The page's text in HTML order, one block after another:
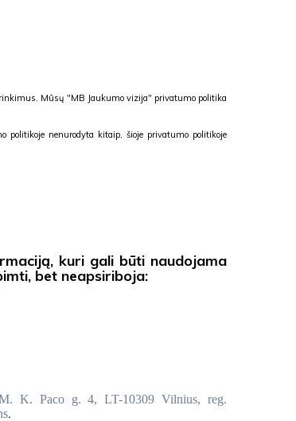
Mūsų "MB Jaukumo vizija" privatumo politika
nenurodyta kitaip, šioje privatumo politikoje
kuri gali būti naudojama
bet neapsiriboja:
K. Paco g. 4, LT-10309 Vilnius, reg.
.